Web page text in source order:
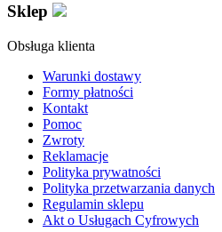
Sklep
Obsługa klienta
Warunki dostawy
Formy płatności
Kontakt
Pomoc
Zwroty
Reklamacje
Polityka prywatności
Polityka przetwarzania danych
Regulamin sklepu
Akt o Usługach Cyfrowych